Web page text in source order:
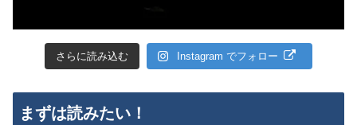
さらに読み込む Instagram でフォロー
まずは読みたい！